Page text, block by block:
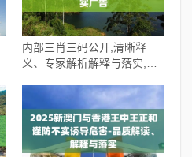
内部三肖三码公开,清晰释
义、专家解析解释与落实​,抵